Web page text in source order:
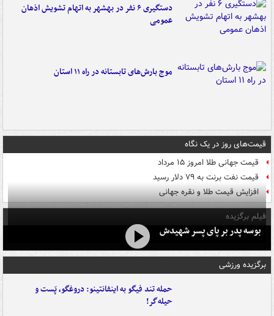
دستگیری ۶ نفر در بهشهر به اتهام تشویش اذهان
عمومی
موج بارش‌های تابستانه در راه ۱۱ استان
قیمت‌های روز در یک نگاه
قیمت جهانی طلا امروز ۱۵ مرداد
قیمت نفت برنت به ۷۹ دلار رسید
افزایش قیمت طلا و نقره جهانی
فیلم برگزیده
بوسه‌ پدر بر پای پسر شهیدش
برگزیده ورزشی
حمله تند فیگو به اینفانتینو: دروغگو، پَست‌ و
حیله‌گر!